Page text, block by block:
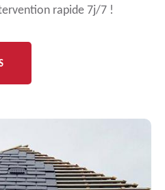
rapide 7j/7 !